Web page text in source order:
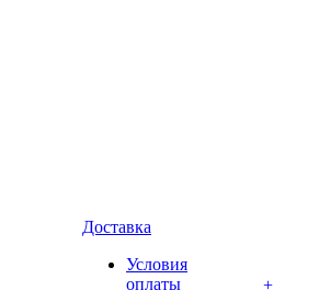
Доставка
Условия
оплаты
+